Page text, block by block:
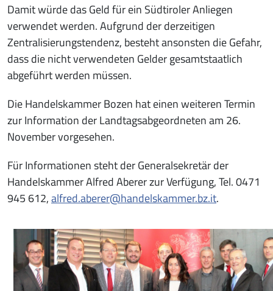
Damit würde das Geld für ein Südtiroler Anliegen
verwendet werden. Aufgrund der derzeitigen
Zentralisierungstendenz, besteht ansonsten die Gefahr,
dass die nicht verwendeten Gelder gesamtstaatlich
abgeführt werden müssen.
Die Handelskammer Bozen hat einen weiteren Termin
zur Information der Landtagsabgeordneten am 26.
November vorgesehen.
Für Informationen steht der Generalsekretär der
Handelskammer Alfred Aberer zur Verfügung, Tel. 0471
945 612,alfred.aberer@handelskammer.bz.it.